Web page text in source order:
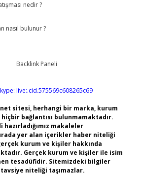
nedir ?
nasıl bulunur ?
live:.cid.575569c608265c69
sitesi, herhangi bir marka, kurum
bağlantısı bulunmamaktadır.
hazırladığımız makaleler
yer alan içerikler haber niteliği
kurum ve kişiler hakkında
Gerçek kurum ve kişiler ile isim
tesadüfidir. Sitemizdeki bilgiler
niteliği taşımazlar.